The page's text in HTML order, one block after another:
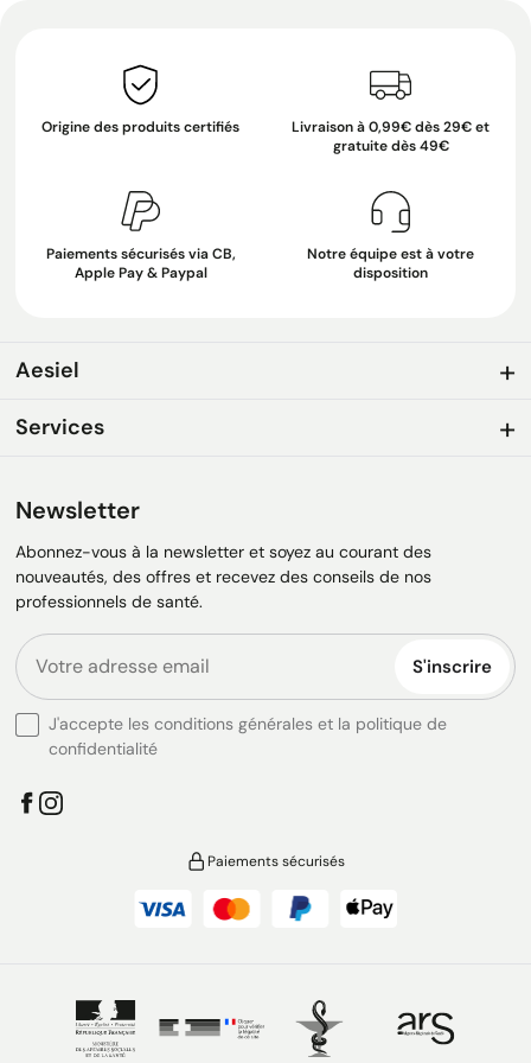
Origine des produits certifiés
Livraison à 0,99€ dès 29€ et
gratuite dès 49€
Paiements sécurisés via CB,
Apple Pay & Paypal
Notre équipe est à votre
disposition
Aesiel
Services
Newsletter
Abonnez-vous à la newsletter et soyez au courant des
nouveautés, des offres et recevez des conseils de nos
professionnels de santé.
S'inscrire
J'accepte les conditions générales et la politique de
confidentialité
Paiements sécurisés